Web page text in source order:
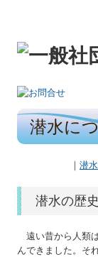
海で働く
潜水様式
日本潜水協
各支部・会
潜水に
｜ 潜
潜水の歴史
遠い昔から人類
んできました。そ